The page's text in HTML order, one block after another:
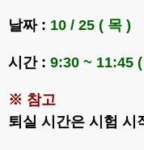
날짜 : 10 / 25 ( 목 )
시간 : 9:30 ~ 11:45
※ 참고
퇴실 시간은 시험 시